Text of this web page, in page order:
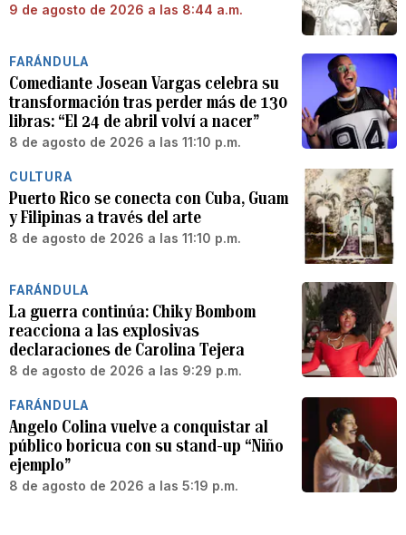
9 de agosto de 2026 a las 8:44 a.m.
FARÁNDULA
Comediante Josean Vargas celebra su
transformación tras perder más de 130
libras: “El 24 de abril volví a nacer”
8 de agosto de 2026 a las 11:10 p.m.
CULTURA
Puerto Rico se conecta con Cuba, Guam
y Filipinas a través del arte
8 de agosto de 2026 a las 11:10 p.m.
FARÁNDULA
La guerra continúa: Chiky Bombom
reacciona a las explosivas
declaraciones de Carolina Tejera
8 de agosto de 2026 a las 9:29 p.m.
FARÁNDULA
Angelo Colina vuelve a conquistar al
público boricua con su stand-up “Niño
ejemplo”
8 de agosto de 2026 a las 5:19 p.m.